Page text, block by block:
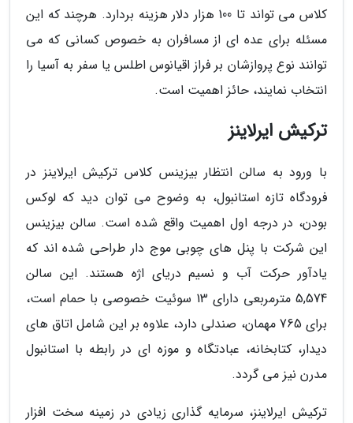
کلاس می تواند تا 100 هزار دلار هزینه بردارد. هرچند که این
مسئله برای عده ای از مسافران به خصوص کسانی که می
توانند نوع پروازشان بر فراز اقیانوس اطلس یا سفر به آسیا را
انتخاب نمایند، حائز اهمیت است.
ترکیش ایرلاینز
با ورود به سالن انتظار بیزینس کلاس ترکیش ایرلاینز در
فرودگاه تازه استانبول، به وضوح می توان دید که لوکس
بودن، در درجه اول اهمیت واقع شده است. سالن بیزینس
این شرکت با پنل های چوبی موج دار طراحی شده اند که
یادآور حرکت آب و نسیم دریای اژه هستند. این سالن
5,574 مترمربعی دارای 13 سوئیت خصوصی با حمام است،
برای 765 مهمان، صندلی دارد، علاوه بر این شامل اتاق های
دیدار، کتابخانه، عبادتگاه و موزه ای در رابطه با استانبول
مدرن نیز می گردد.
ترکیش ایرلاینز، سرمایه گذاری زیادی در زمینه سخت افزار